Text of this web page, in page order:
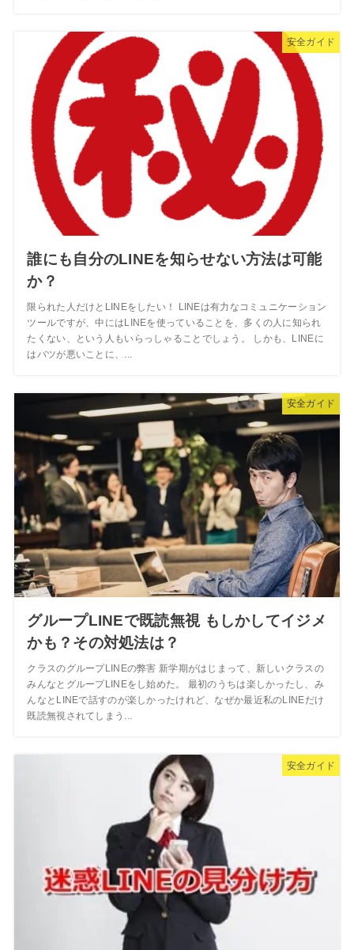
安全ガイド
誰にも自分のLINEを知らせない方法は可能
か？
限られた人だけとLINEをしたい！ LINEは有力なコミュニケーション
ツールですが、中にはLINEを使っていることを、多くの人に知られ
たくない、という人もいらっしゃることでしょう。 しかも、LINEに
はバツが悪いことに、...
安全ガイド
グループLINEで既読無視 もしかしてイジメ
かも？その対処法は？
クラスのグループLINEの弊害 新学期がはじまって、新しいクラスの
みんなとグループLINEをし始めた。 最初のうちは楽しかったし、み
んなとLINEで話すのが楽しかったけれど、なぜか最近私のLINEだけ
既読無視されてしまう...
安全ガイド